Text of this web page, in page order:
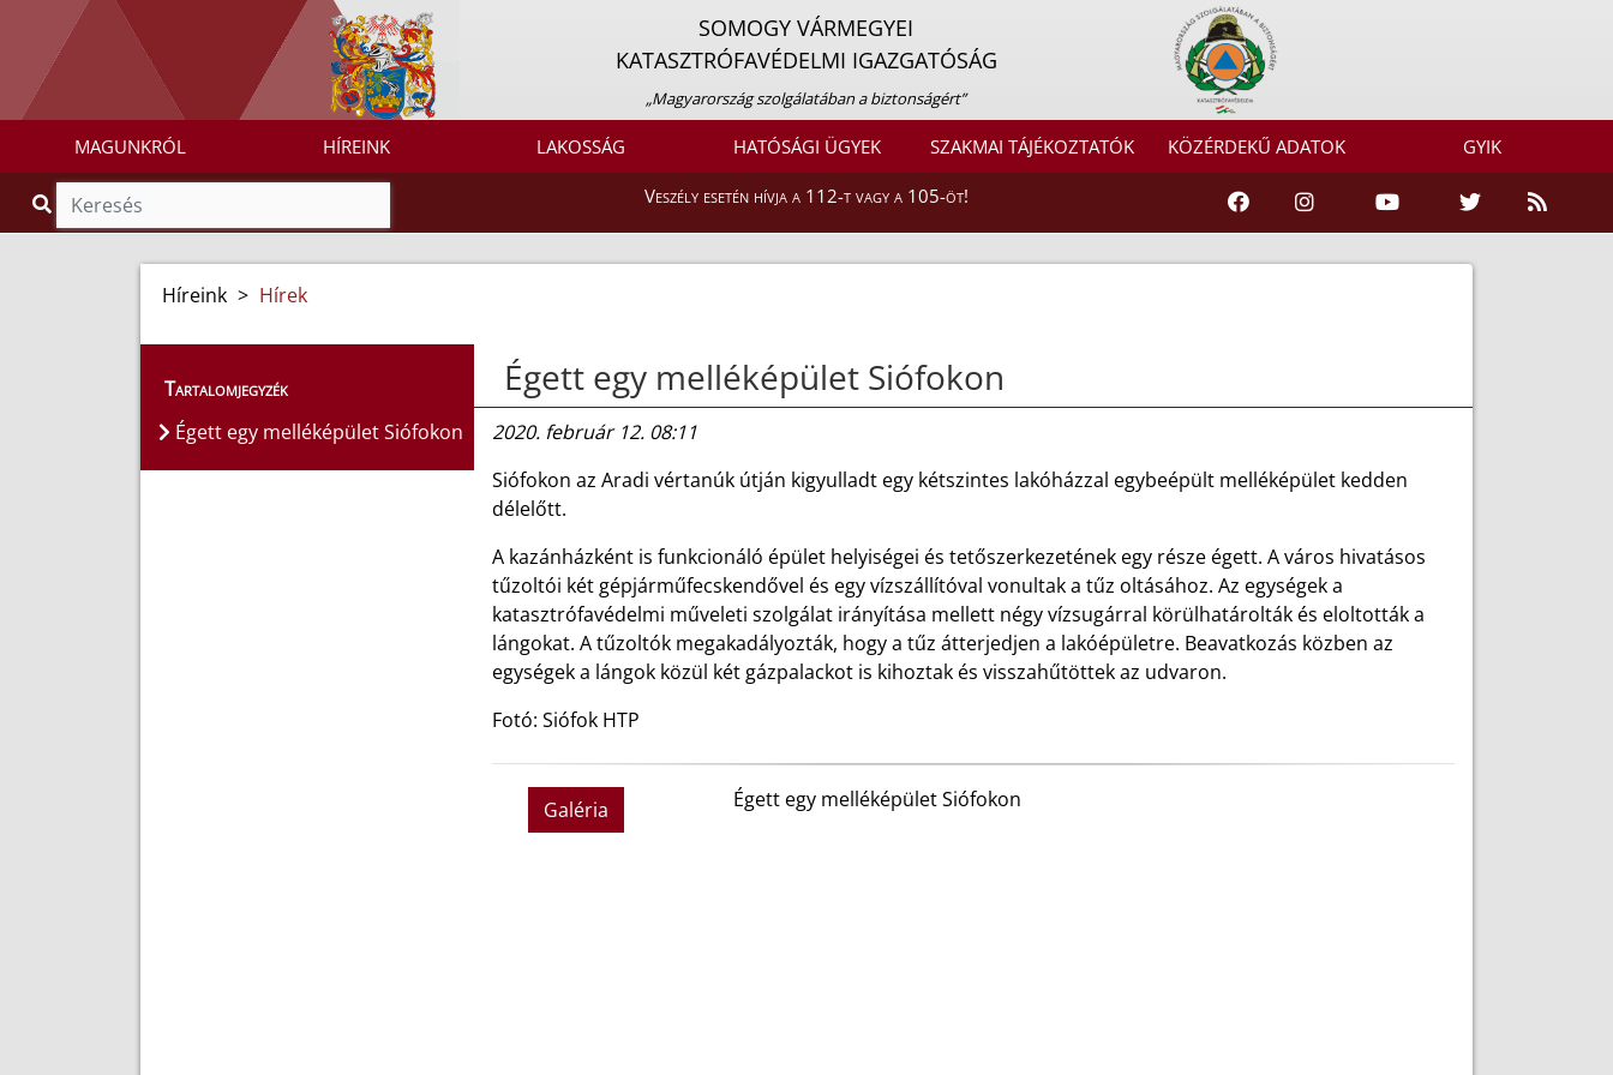
SOMOGY VÁRMEGYEI
KATASZTRÓFAVÉDELMI IGAZGATÓSÁG
„Magyarország szolgálatában a biztonságért”
MAGUNKRÓL HÍREINK LAKOSSÁG HATÓSÁGI ÜGYEK SZAKMAI TÁJÉKOZTATÓK KÖZÉRDEKŰ ADATOK GYIK
Veszély esetén hívja a 112-t vagy a 105-öt!
Híreink > Hírek
Tartalomjegyzék
Égett egy melléképület Siófokon
Égett egy melléképület Siófokon
2020. február 12. 08:11
Siófokon az Aradi vértanúk útján kigyulladt egy kétszintes lakóházzal egybeépült melléképület kedden
délelőtt.
A kazánházként is funkcionáló épület helyiségei és tetőszerkezetének egy része égett. A város hivatásos
tűzoltói két gépjárműfecskendővel és egy vízszállítóval vonultak a tűz oltásához. Az egységek a
katasztrófavédelmi műveleti szolgálat irányítása mellett négy vízsugárral körülhatárolták és eloltották a
lángokat. A tűzoltók megakadályozták, hogy a tűz átterjedjen a lakóépületre. Beavatkozás közben az
egységek a lángok közül két gázpalackot is kihoztak és visszahűtöttek az udvaron.
Fotó: Siófok HTP
Galéria Égett egy melléképület Siófokon